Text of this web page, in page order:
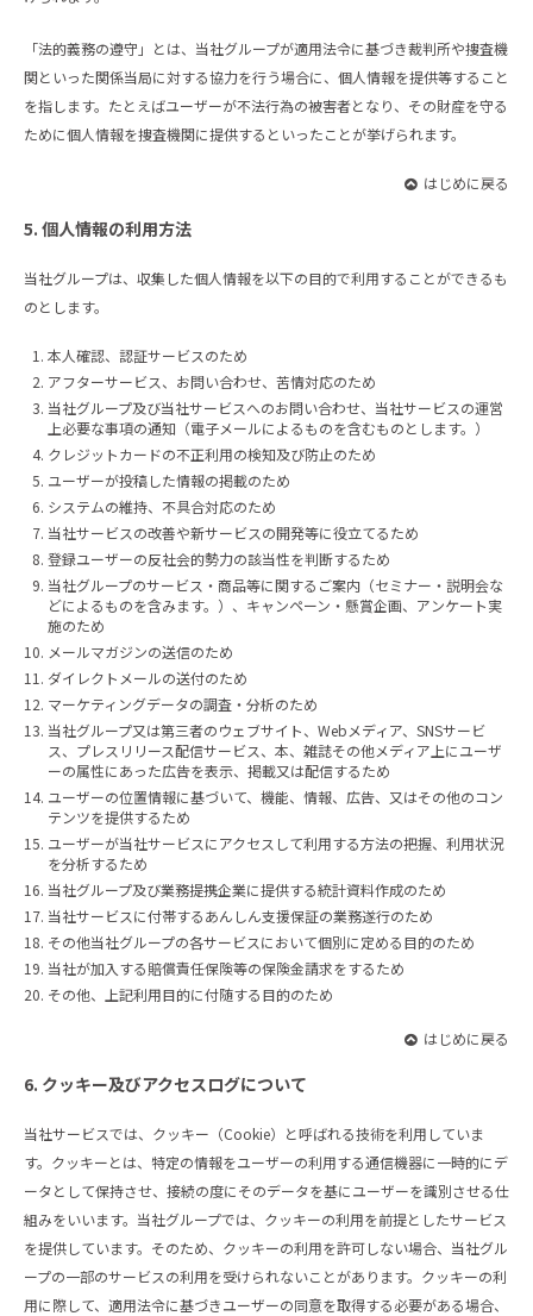
「法的義務の遵守」とは、当社グループが適用法令に基づき裁判所や捜査機
関といった関係当局に対する協力を行う場合に、個人情報を提供等すること
を指します。たとえばユーザーが不法行為の被害者となり、その財産を守る
ために個人情報を捜査機関に提供するといったことが挙げられます。
はじめに戻る
5. 個人情報の利用方法
当社グループは、収集した個人情報を以下の目的で利用することができるも
のとします。
本人確認、認証サービスのため
アフターサービス、お問い合わせ、苦情対応のため
当社グループ及び当社サービスへのお問い合わせ、当社サービスの運営
上必要な事項の通知（電子メールによるものを含むものとします。）
クレジットカードの不正利用の検知及び防止のため
ユーザーが投稿した情報の掲載のため
システムの維持、不具合対応のため
当社サービスの改善や新サービスの開発等に役立てるため
登録ユーザーの反社会的勢力の該当性を判断するため
当社グループのサービス・商品等に関するご案内（セミナー・説明会な
どによるものを含みます。）、キャンペーン・懸賞企画、アンケート実
施のため
メールマガジンの送信のため
ダイレクトメールの送付のため
マーケティングデータの調査・分析のため
当社グループ又は第三者のウェブサイト、Webメディア、SNSサービ
ス、プレスリリース配信サービス、本、雑誌その他メディア上にユーザ
ーの属性にあった広告を表示、掲載又は配信するため
ユーザーの位置情報に基づいて、機能、情報、広告、又はその他のコン
テンツを提供するため
ユーザーが当社サービスにアクセスして利用する方法の把握、利用状況
を分析するため
当社グループ及び業務提携企業に提供する統計資料作成のため
当社サービスに付帯するあんしん支援保証の業務遂行のため
その他当社グループの各サービスにおいて個別に定める目的のため
当社が加入する賠償責任保険等の保険金請求をするため
その他、上記利用目的に付随する目的のため
はじめに戻る
6. クッキー及びアクセスログについて
当社サービスでは、クッキー（Cookie）と呼ばれる技術を利用していま
す。クッキーとは、特定の情報をユーザーの利用する通信機器に一時的にデ
ータとして保持させ、接続の度にそのデータを基にユーザーを識別させる仕
組みをいいます。当社グループでは、クッキーの利用を前提としたサービス
を提供しています。そのため、クッキーの利用を許可しない場合、当社グル
ープの一部のサービスの利用を受けられないことがあります。クッキーの利
用に際して、適用法令に基づきユーザーの同意を取得する必要がある場合、